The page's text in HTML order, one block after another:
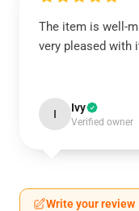
The item is well-
very pleased with
I Ivy
Verified owner
Write your review